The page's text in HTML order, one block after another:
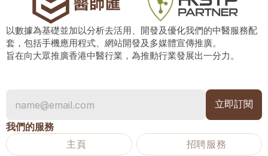
以數據為基礎並加以分析去活用、開發及優化我們的中醫服務配
套，包括手機應用程式、網站開發及多媒體宣傳推廣。
旨在向大眾推廣香港中醫行業，為推動行業發展出一分力。
我們的服務
主頁
招聘服務